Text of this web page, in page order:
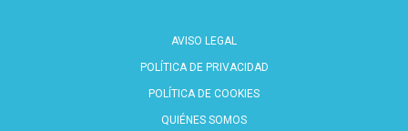
AVISO LEGAL
POLÍTICA DE PRIVACIDAD
POLÍTICA DE COOKIES
QUIÉNES SOMOS